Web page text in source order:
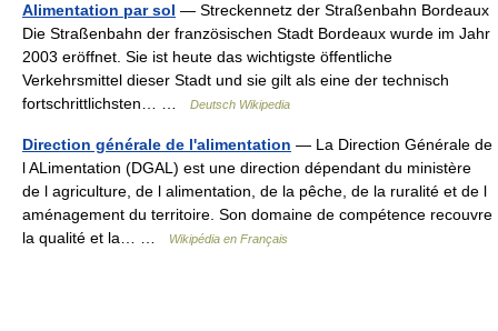
Alimentation par sol — Streckennetz der Straßenbahn Bordeaux
Die Straßenbahn der französischen Stadt Bordeaux wurde im Jahr
2003 eröffnet. Sie ist heute das wichtigste öffentliche
Verkehrsmittel dieser Stadt und sie gilt als eine der technisch
fortschrittlichsten… …
Deutsch Wikipedia
Direction générale de l'alimentation — La Direction Générale de
l ALimentation (DGAL) est une direction dépendant du ministère
de l agriculture, de l alimentation, de la pêche, de la ruralité et de l
aménagement du territoire. Son domaine de compétence recouvre
la qualité et la… …
Wikipédia en Français